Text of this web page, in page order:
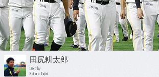
田尻耕太郎
text by
Kotaro Tajiri